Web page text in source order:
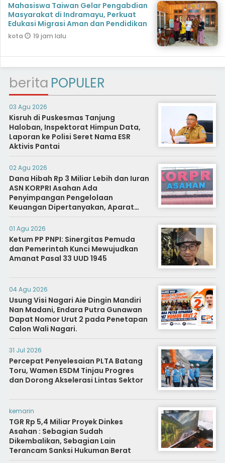
Mahasiswa Taiwan Gelar Pengabdian
Masyarakat di Indramayu, Perkuat
Edukasi Migrasi Aman dan Pendidikan
kota 19 jam lalu
berita POPULER
03 Agu 2026
Kisruh di Puskesmas Tanjung
Haloban, Inspektorat Himpun Data,
Laporan ke Polisi Seret Nama ESR
Aktivis Pantai
02 Agu 2026
Dana Hibah Rp 3 Miliar Lebih dan Iuran
ASN KORPRI Asahan Ada
Penyimpangan Pengelolaan
Keuangan Dipertanyakan, Aparat
Diminta Segera Usut
01 Agu 2026
Ketum PP PNPI: Sinergitas Pemuda
dan Pemerintah Kunci Mewujudkan
Amanat Pasal 33 UUD 1945
04 Agu 2026
Usung Visi Nagari Aie Dingin Mandiri
Nan Madani, Endara Putra Gunawan
Dapat Nomor Urut 2 pada Penetapan
Calon Wali Nagari.
31 Jul 2026
Percepat Penyelesaian PLTA Batang
Toru, Wamen ESDM Tinjau Progres
dan Dorong Akselerasi Lintas Sektor
kemarin
TGR Rp 5,4 Miliar Proyek Dinkes
Asahan : Sebagian Sudah
Dikembalikan, Sebagian Lain
Terancam Sanksi Hukuman Berat